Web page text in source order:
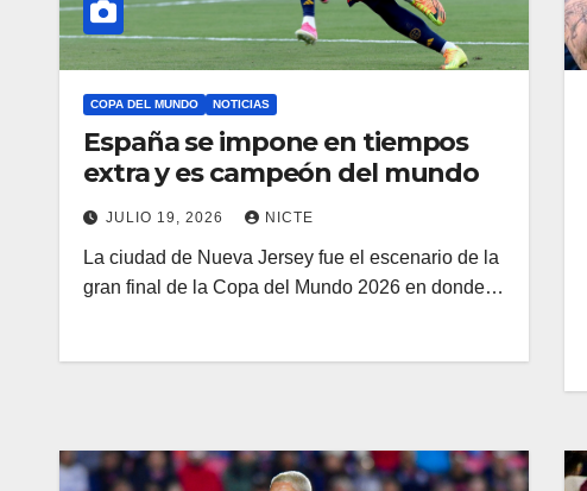
COPA DEL MUNDO NOTICIAS
España se impone en tiempos
extra y es campeón del mundo
JULIO 19, 2026 NICTE
La ciudad de Nueva Jersey fue el escenario de la
gran final de la Copa del Mundo 2026 en donde…